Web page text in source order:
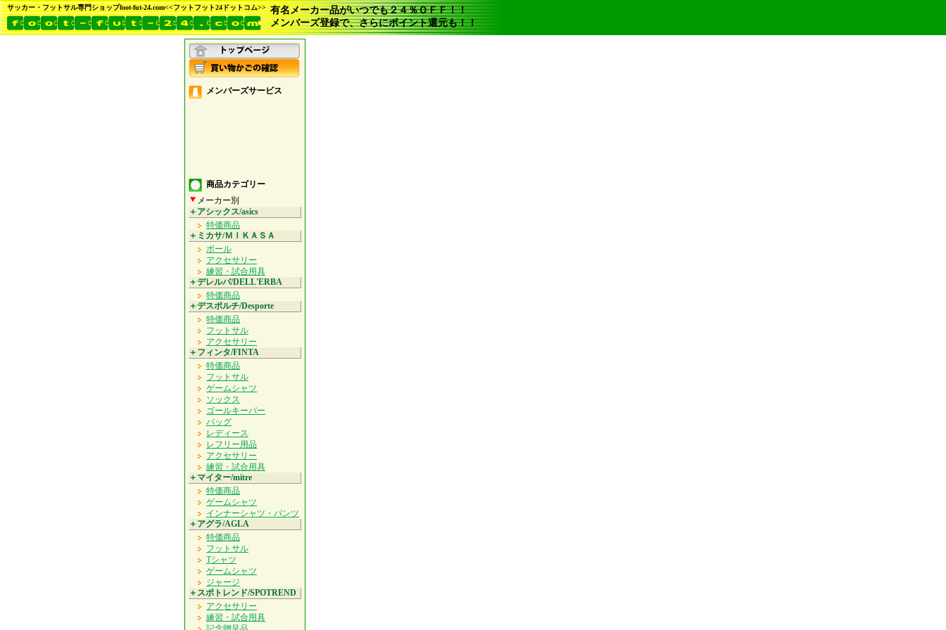
有名メーカー品がいつでも２４％ＯＦＦ！！
メンバーズ登録で、さらにポイント還元も！！
サッカー・フットサル専門ショップfoot-fut-24.com<<フットフット24ドットコム>>
メンバーズサービス
商品カテゴリー
メーカー別
＋アシックス/asics
特価商品
＋ミカサ/ＭＩＫＡＳＡ
ボール
アクセサリー
練習・試合用具
＋デレルバ/DELL'ERBA
特価商品
＋デスポルチ/Desporte
特価商品
フットサル
アクセサリー
＋フィンタ/FINTA
特価商品
フットサル
ゲームシャツ
ソックス
ゴールキーパー
バッグ
レディース
レフリー用品
アクセサリー
練習・試合用具
＋マイター/mitre
特価商品
ゲームシャツ
インナーシャツ・パンツ
＋アグラ/AGLA
特価商品
フットサル
Tシャツ
ゲームシャツ
ジャージ
＋スポトレンド/SPOTREND
アクセサリー
練習・試合用具